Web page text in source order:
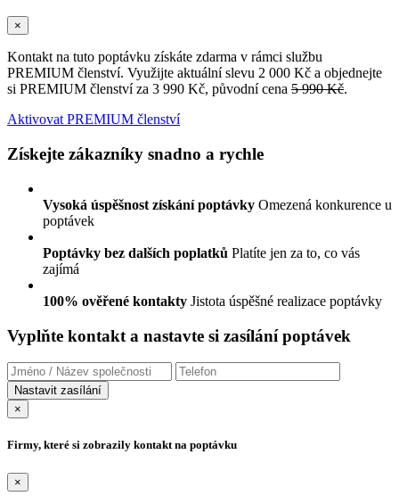
×
Kontakt na tuto poptávku získáte zdarma v rámci službu
PREMIUM členství. Využijte aktuální slevu 2 000 Kč a objednejte
si PREMIUM členství za 3 990 Kč, původní cena 5 990 Kč.
Aktivovat PREMIUM členství
Získejte zákazníky snadno a rychle
Vysoká úspěšnost získání poptávky Omezená konkurence u
poptávek
Poptávky bez dalších poplatků Platíte jen za to, co vás
zajímá
100% ověřené kontakty Jistota úspěšné realizace poptávky
Vyplňte kontakt a nastavte si zasílání poptávek
×
Firmy, které si zobrazily kontakt na poptávku
×